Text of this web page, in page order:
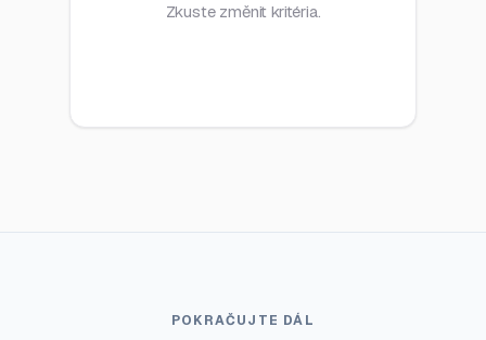
Zkuste změnit kritéria.
POKRAČUJTE DÁL